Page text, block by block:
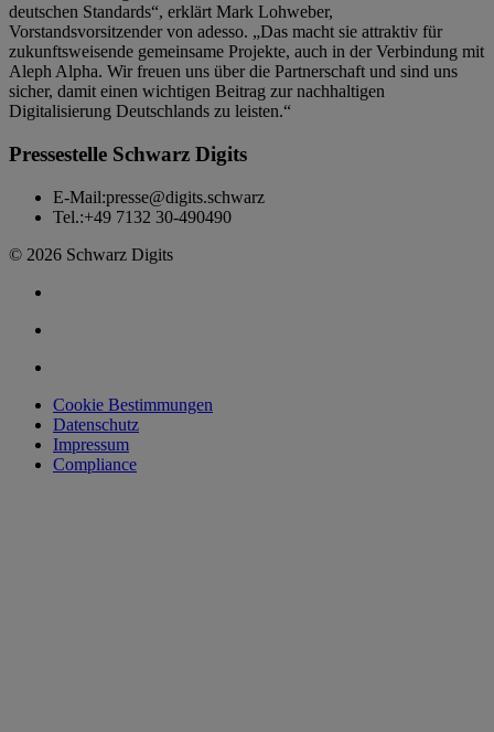
deutschen Standards“, erklärt Mark Lohweber,
Vorstandsvorsitzender von adesso. „Das macht sie attraktiv für
zukunftsweisende gemeinsame Projekte, auch in der Verbindung mit
Aleph Alpha. Wir freuen uns über die Partnerschaft und sind uns
sicher, damit einen wichtigen Beitrag zur nachhaltigen
Digitalisierung Deutschlands zu leisten.“
Pressestelle Schwarz Digits
E-Mail:presse@digits.schwarz
Tel.:+49 7132 30-490490
© 2026 Schwarz Digits
Cookie Bestimmungen
Datenschutz
Impressum
Compliance